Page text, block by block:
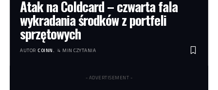
Atak na Coldcard – czwarta fala
wykradania środków z portfeli
sprzętowych
AUTOR COINN. 4 MIN CZYTANIA
- ADVERTISEMENT -